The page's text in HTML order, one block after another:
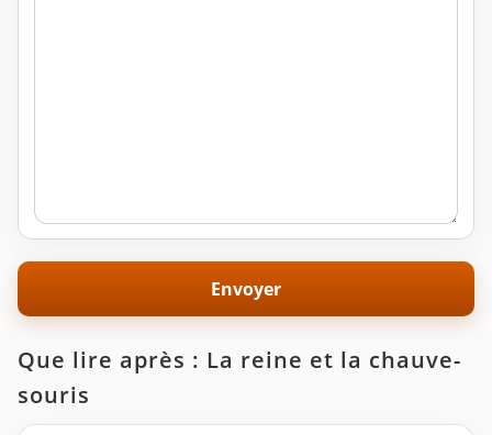
Que lire après : La reine et la chauve-
souris